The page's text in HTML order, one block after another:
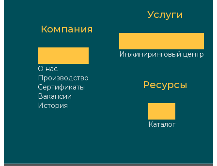
Компания
О нас
Производство
Сертификаты
Вакансии
История
Услуги
Инжиниринговый центр
Ресурсы
Каталог